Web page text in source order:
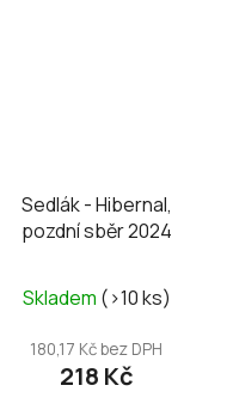
Sedlák - Hibernal,
pozdní sběr 2024
Skladem (>10 ks)
180,17 Kč bez DPH
218 Kč